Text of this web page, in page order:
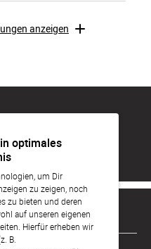
optimales
um Dir
zu zeigen, noch
zu bieten und deren
auf unseren eigenen
Hierfür erheben wir
B.
anzeigen